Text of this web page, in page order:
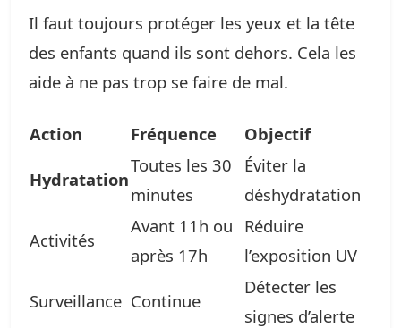
Il faut toujours protéger les yeux et la tête
des enfants quand ils sont dehors. Cela les
aide à ne pas trop se faire de mal.
Action Fréquence Objectif
Hydratation
Toutes les 30
minutes
Éviter la
déshydratation
Activités
Avant 11h ou
après 17h
Réduire
l’exposition UV
Surveillance Continue
Détecter les
signes d’alerte